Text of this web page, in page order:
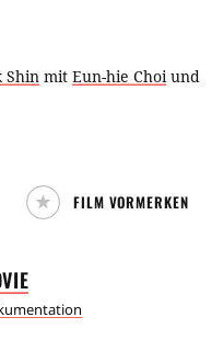
Shin mit Eun-hie Choiund
FILM VORMERKEN